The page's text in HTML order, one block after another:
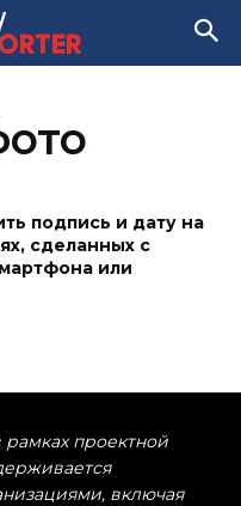
подпись и дату на
сделанных с
или
проектной
включая